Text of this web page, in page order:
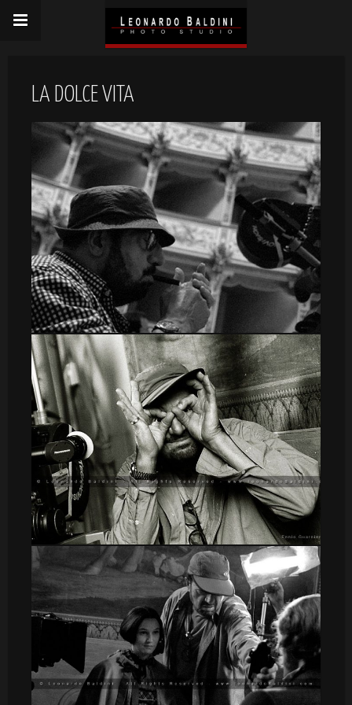
LA DOLCE VITA